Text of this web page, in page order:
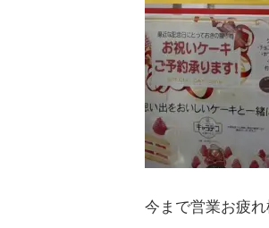
今まで営業お疲れ